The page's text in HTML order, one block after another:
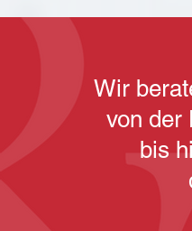
Wir
von der
bis